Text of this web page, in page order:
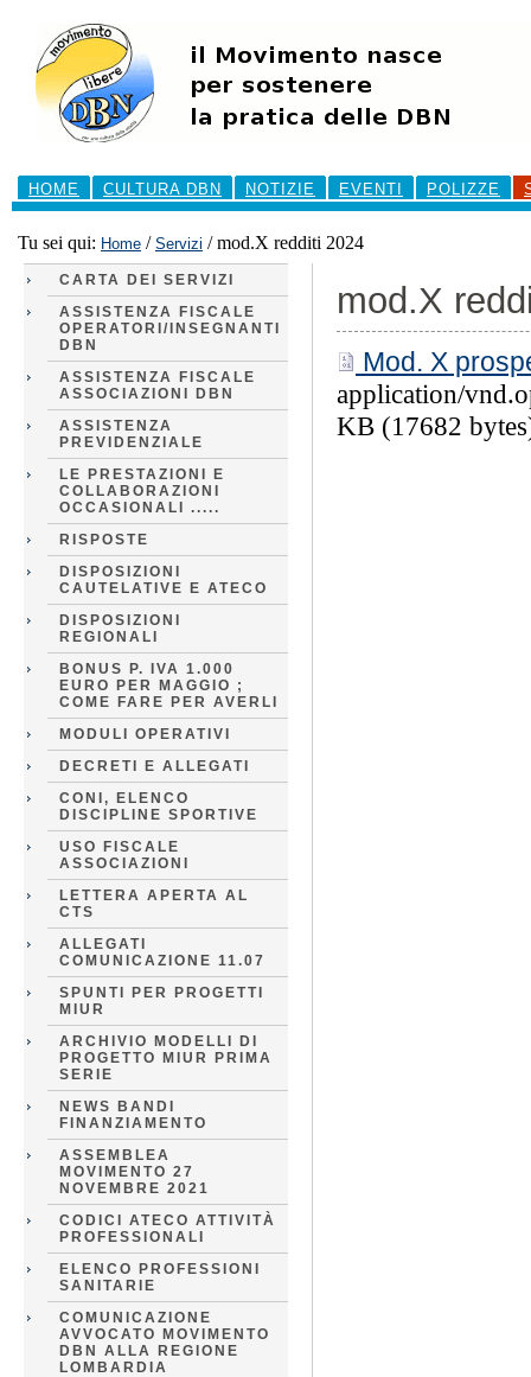
contenuti.
navigazione
Sezioni
HOME
CULTURA DBN NOTIZIE EVENTI POLIZZE
Tu sei qui: Home / Servizi /mod.X redditi 2024
CARTA DEI SERVIZI
ASSISTENZA FISCALE
OPERATORI/INSEGNANTI
DBN
ASSISTENZA FISCALE
ASSOCIAZIONI DBN
ASSISTENZA
PREVIDENZIALE
LE PRESTAZIONI E
COLLABORAZIONI
OCCASIONALI .....
RISPOSTE
DISPOSIZIONI
CAUTELATIVE E ATECO
DISPOSIZIONI
REGIONALI
BONUS P. IVA 1.000
EURO PER MAGGIO ;
COME FARE PER AVERLI
MODULI OPERATIVI
DECRETI E ALLEGATI
CONI, ELENCO
DISCIPLINE SPORTIVE
USO FISCALE
ASSOCIAZIONI
LETTERA APERTA AL
CTS
ALLEGATI
COMUNICAZIONE 11.07
SPUNTI PER PROGETTI
MIUR
ARCHIVIO MODELLI DI
PROGETTO MIUR PRIMA
SERIE
NEWS BANDI
FINANZIAMENTO
ASSEMBLEA
MOVIMENTO 27
NOVEMBRE 2021
CODICI ATECO ATTIVITÀ
PROFESSIONALI
ELENCO PROFESSIONI
SANITARIE
COMUNICAZIONE
AVVOCATO MOVIMENTO
DBN ALLA REGIONE
LOMBARDIA
mod.X
Mod. X
application/
KB (17682